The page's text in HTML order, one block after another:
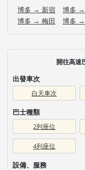
博多 → 新宿 博多
博多 → 梅田
博多
開往高速
出發車次
白天車次
巴士種類
2列座位
4列座位
設備、服務